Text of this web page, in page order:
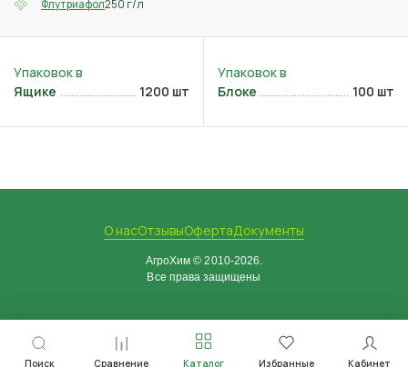
Поиск Сравнение Каталог Избранные Кабинет
Флутриафол250 г/л
Ящике 1200 шт Блоке 100 шт
О насОтзывыОфертаДокументы
АгроХим © 2010-2026.
Все права защищены